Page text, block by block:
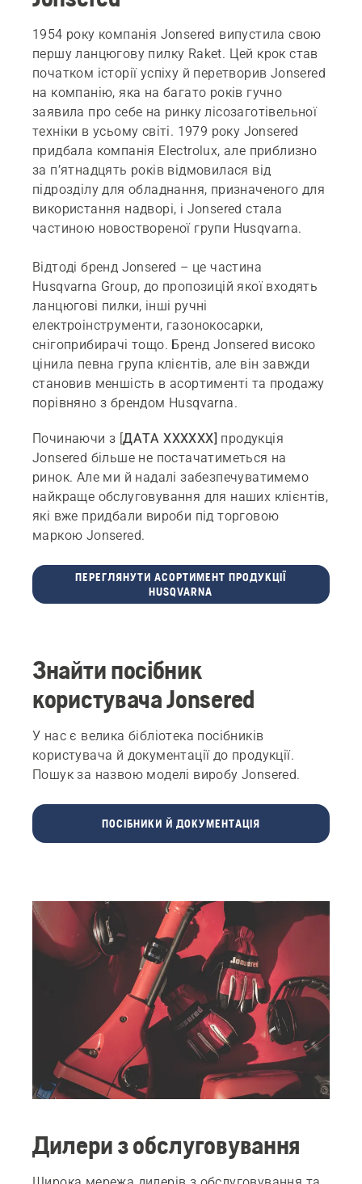
1954 року компанія Jonsered випустила свою
першу ланцюгову пилку Raket. Цей крок став
початком історії успіху й перетворив Jonsered
на компанію, яка на багато років гучно
заявила про себе на ринку лісозаготівельної
техніки в усьому світі. 1979 року Jonsered
придбала компанія Electrolux, але приблизно
за п’ятнадцять років відмовилася від
підрозділу для обладнання, призначеного для
використання надворі, і Jonsered стала
частиною новоствореної групи Husqvarna.
Відтоді бренд Jonsered – це частина
Husqvarna Group, до пропозицій якої входять
ланцюгові пилки, інші ручні
електроінструменти, газонокосарки,
снігоприбирачі тощо. Бренд Jonsered високо
цінила певна група клієнтів, але він завжди
становив меншість в асортименті та продажу
порівняно з брендом Husqvarna.
Починаючи з [ДАТА XXXXXX] продукція
Jonsered більше не постачатиметься на
ринок. Але ми й надалі забезпечуватимемо
найкраще обслуговування для наших клієнтів,
які вже придбали вироби під торговою
маркою Jonsered.
ПЕРЕГЛЯНУТИ АСОРТИМЕНТ ПРОДУКЦІЇ
HUSQVARNA
Знайти посібник
користувача Jonsered
У нас є велика бібліотека посібників
користувача й документації до продукції.
Пошук за назвою моделі виробу Jonsered.
ПОСІБНИКИ Й ДОКУМЕНТАЦІЯ
Дилери з обслуговування